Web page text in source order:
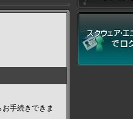
手続きできま